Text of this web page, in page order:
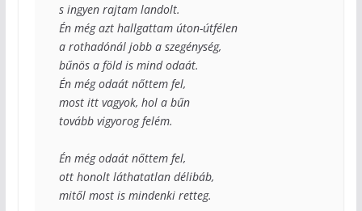
s ingyen rajtam landolt.
Én még azt hallgattam úton-útfélen
a rothadónál jobb a szegénység,
bűnös a föld is mind odaát.
Én még odaát nőttem fel,
most itt vagyok, hol a bűn
tovább vigyorog felém.
Én még odaát nőttem fel,
ott honolt láthatatlan délibáb,
mitől most is mindenki retteg.